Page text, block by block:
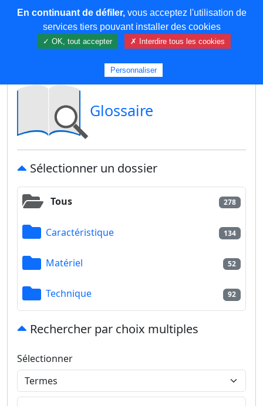
COREMA
Glossaire
Sélectionner un dossier
Tous 278
Caractéristique 134
Matériel 52
Technique 92
Rechercher par choix multiples
Sélectionner
En continuant de défiler,vous acceptez l'utilisation de
services tiers pouvant installer des cookies
✓ OK, tout accepter ✗ Interdire tous les cookies
Personnaliser